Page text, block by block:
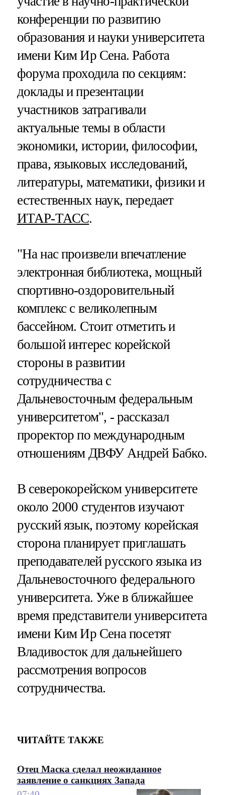
конференции по развитию
образования и науки университета
имени Ким Ир Сена. Работа
форума проходила по секциям:
доклады и презентации
участников затрагивали
актуальные темы в области
экономики, истории, философии,
права, языковых исследований,
литературы, математики, физики и
естественных наук, передает
ИТАР-ТАСС.
"На нас произвели впечатление
электронная библиотека, мощный
спортивно-оздоровительный
комплекс с великолепным
бассейном. Стоит отметить и
большой интерес корейской
стороны в развитии
сотрудничества с
Дальневосточным федеральным
университетом", - рассказал
проректор по международным
отношениям ДВФУ Андрей Бабко.
В северокорейском университете
около 2000 студентов изучают
русский язык, поэтому корейская
сторона планирует приглашать
преподавателей русского языка из
Дальневосточного федерального
университета. Уже в ближайшее
время представители университета
имени Ким Ир Сена посетят
Владивосток для дальнейшего
рассмотрения вопросов
сотрудничества.
ЧИТАЙТЕ ТАКЖЕ
Отец Маска сделал неожиданное
заявление о санкциях Запада